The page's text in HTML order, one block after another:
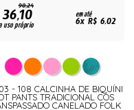
90,24
36,10
uso próprio
em até
6x R$ 6,02
- 108 CALCINHA DE BIQUÍNI
PANTS TRADICIONAL CÓS
CANELADO FOLK